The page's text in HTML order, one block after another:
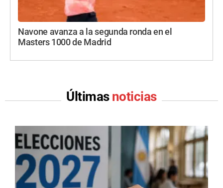
Navone avanza a la segunda ronda en el
Masters 1000 de Madrid
Últimas noticias